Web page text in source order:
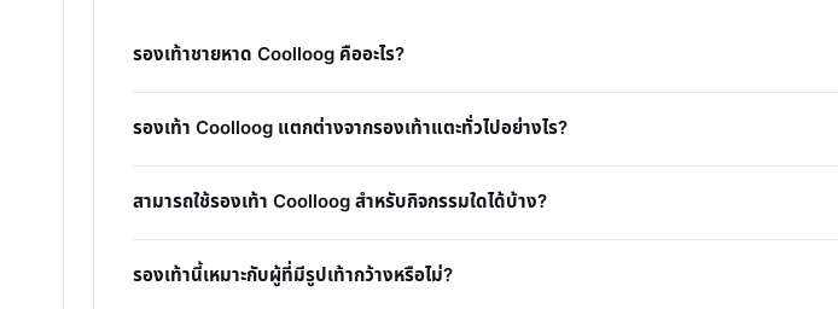
รองเท้าชายหาด Coolloog คืออะไร?
รองเท้า Coolloog แตกต่างจากรองเท้าแตะทั่วไปอย่างไร?
สามารถใช้รองเท้า Coolloog สำหรับกิจกรรมใดได้บ้าง?
รองเท้านี้เหมาะกับผู้ที่มีรูปเท้ากว้างหรือไม่?